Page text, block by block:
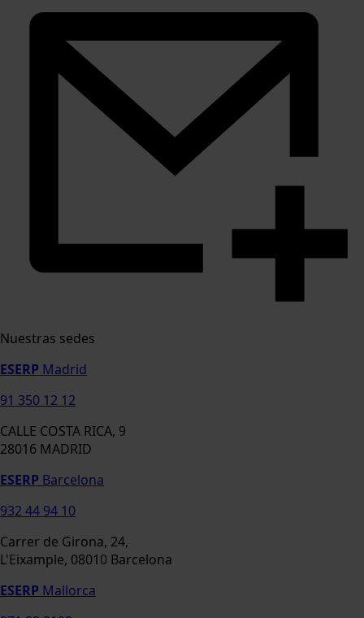
Nuestras sedes
ESERP Madrid
91 350 12 12
CALLE COSTA RICA, 9
28016 MADRID
ESERP Barcelona
932 44 94 10
Carrer de Girona, 24,
L'Eixample, 08010 Barcelona
ESERP Mallorca